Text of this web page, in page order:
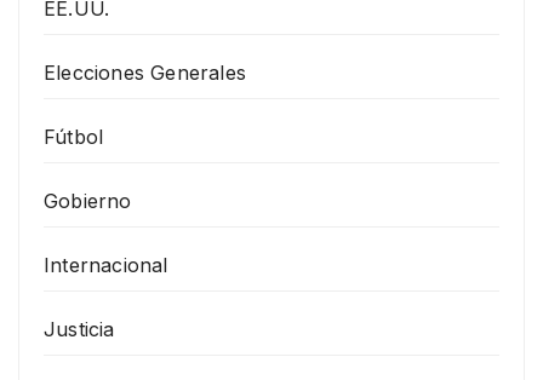
EE.UU.
Elecciones Generales
Fútbol
Gobierno
Internacional
Justicia